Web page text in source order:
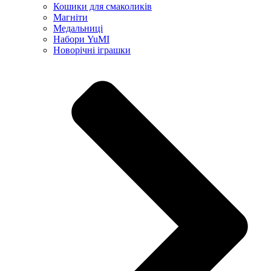
Кошики для смаколиків
Магніти
Медальниці
Набори YuMI
Новорічні іграшки